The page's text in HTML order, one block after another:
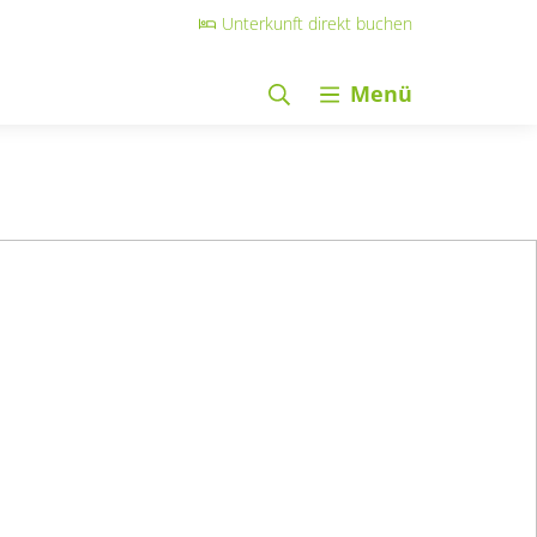
Unterkunft direkt buchen
Menü